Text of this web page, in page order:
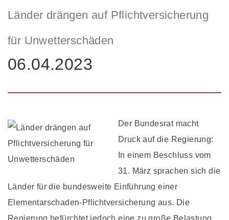
Länder drängen auf Pflichtversicherung
für Unwetterschäden
06.04.2023
Der Bundesrat macht
Druck auf die Regierung:
In einem Beschluss vom
31. März sprachen sich die
Länder für die bundesweite Einführung einer
Elementarschaden-Pflichtversicherung aus. Die
Regierung befürchtet jedoch eine zu große Belastung